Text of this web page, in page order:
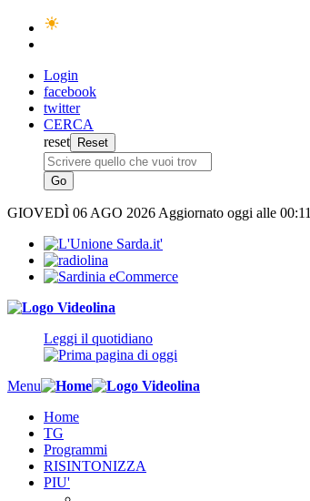
Login
facebook
twitter
CERCA
reset
GIOVEDÌ 06 AGO 2026 Aggiornato oggi alle 00:11
Leggi il quotidiano
Menu
Home
TG
Programmi
RISINTONIZZA
PIU'